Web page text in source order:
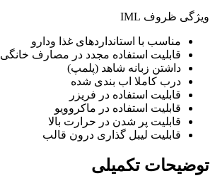
ویژگی ظروف IML
مناسب با استانداردهای غذا ودارو
قابلیت استفاده مجدد در مصارف خانگی
داشتن زبانه شاهد (پلمپ)
درب کاملا اب بندی شده
قابلیت استفاده در فریزر
قابلیت استفاده در ماکروویو
قابلیت پر شدن در حرارت بالا
قابلیت لیبل گذاری درون قالب
توضیحات تکمیلی